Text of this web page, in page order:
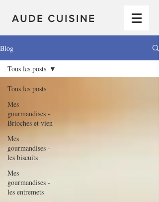
AUDE CUISINE
Blog
Tous les posts
Mes
gourmandises -
Brioches et vien
Mes
gourmandises -
les biscuits
Mes
gourmandises -
les entremets
Tous les posts